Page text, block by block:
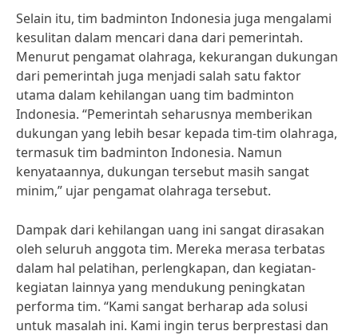
Selain itu, tim badminton Indonesia juga mengalami
kesulitan dalam mencari dana dari pemerintah.
Menurut pengamat olahraga, kekurangan dukungan
dari pemerintah juga menjadi salah satu faktor
utama dalam kehilangan uang tim badminton
Indonesia. “Pemerintah seharusnya memberikan
dukungan yang lebih besar kepada tim-tim olahraga,
termasuk tim badminton Indonesia. Namun
kenyataannya, dukungan tersebut masih sangat
minim,” ujar pengamat olahraga tersebut.
Dampak dari kehilangan uang ini sangat dirasakan
oleh seluruh anggota tim. Mereka merasa terbatas
dalam hal pelatihan, perlengkapan, dan kegiatan-
kegiatan lainnya yang mendukung peningkatan
performa tim. “Kami sangat berharap ada solusi
untuk masalah ini. Kami ingin terus berprestasi dan